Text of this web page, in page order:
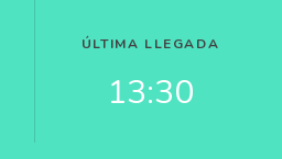
ÚLTIMA LLEGADA
13:30